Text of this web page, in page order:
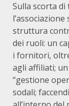
Sulla scorta di
struttura
dei ruoli: un
i fornitori,
agli affiliati;
“gestione
sodali;